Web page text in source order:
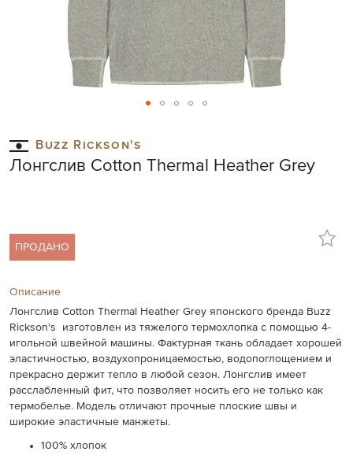
to
the
beginning
gallery
Buzz Rickson's
Лонгслив Cotton Thermal Heather Grey
ПРОДАНО
Описание
Лонгслив Cotton Thermal Heather Grey японского бренда Buzz
Rickson's изготовлен из тяжелого термохлопка с помощью 4-
игольной швейной машины. Фактурная ткань обладает хорошей
эластичностью, воздухопроницаемостью, водопоглощением и
прекрасно держит тепло в любой сезон. Лонгслив имеет
расслабленный фит, что позволяет носить его не только как
термобелье. Модель отличают прочные плоские швы и
широкие эластичные манжеты.
100% хлопок